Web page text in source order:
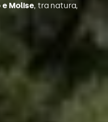
e Molise, tra natura,